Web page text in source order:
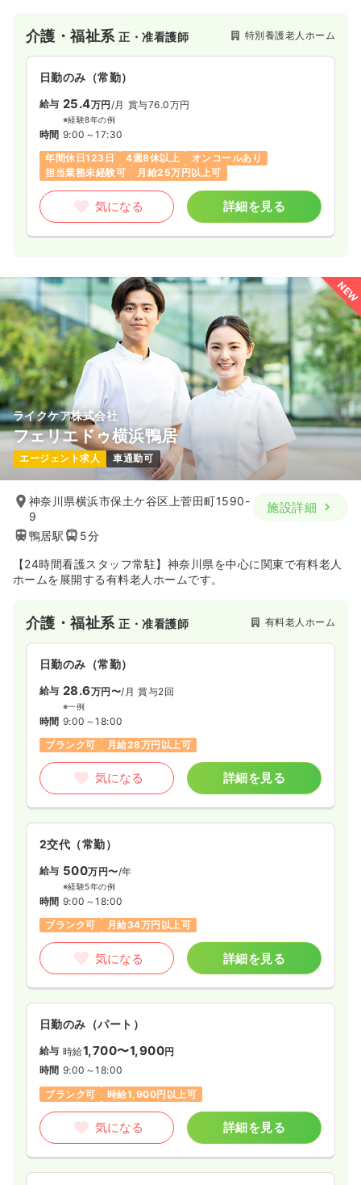
気になる 詳細を見る
2交代（常勤）
給与 29.8 万円/月
時間 8:30～17:00
月給29万円以上可
気になる 詳細を見る
夜勤のみ（常勤） 一時募集休止
給与
お問い合わせください
時間 16:30～9:00
日祝休み
4週8休以上 ブランク可 第二新卒可
気になる 詳細を見る
日勤のみ（パート） 一時募集休止
時間 8:30～17:00
日祝休み
ブランク可
気になる 詳細を見る
夜勤のみ（パート） 一時募集休止
給与
お問い合わせください
時間
16:30～9:00
日祝休み
ブランク可 第二新卒可
オペ室(手術室) 正看護師 一般＋療養
日勤のみ（常勤） 一時募集休止
給与 23.5〜37.7
※一例
8:30～17:00
4週8休以上
ブランク可
月給37万円以上可
気になる 詳細を見る
2交代（常勤）
給与 お問い合わせください
時間 8:30～17:00
4週8休以上
ブランク可 第二新卒可
気になる 詳細を見る
介護・福祉系正・准看護師 特別養護老人ホーム
日勤のみ（常勤）
給与 25.4万円 /月 賞与76.0万円
※経験8年の例
時間 9:00～17:30
年間休日123日
4週8休以上
オンコールあり
担当業務未経験可
月給25万円以上可
気になる 詳細を見る
NEW
ライクケア株式会社
フェリエドゥ横浜鴨居
エージェント求人 車通勤可
神奈川県横浜市保土ケ谷区上菅田町1590-
9
鴨居駅
5分
施設詳細
【24時間看護スタッフ常駐】神奈川県を中心に関東で有料老人
ホームを展開する有料老人ホームです。
介護・福祉系正・准看護師 有料老人ホーム
日勤のみ（常勤）
給与 28.6万円〜/月 賞与2回
※一例
時間 9:00～18:00
ブランク可
月給28万円以上可
気になる 詳細を見る
2交代（常勤）
給与 500万円〜/年
※経験5年の例
時間 9:00～18:00
ブランク可
月給34万円以上可
気になる 詳細を見る
日勤のみ（パート）
給与 時給1,700〜1,900円
時間 9:00～18:00
ブランク可
時給1,900円以上可
気になる 詳細を見る